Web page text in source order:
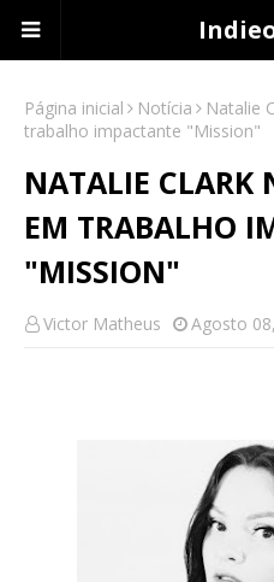
Página inicial Notícia
Natalie
trabalho impactante "Mission"
NATALIE CLARK
EM TRABALHO
"MISSION"
Victor Matheus Agosto